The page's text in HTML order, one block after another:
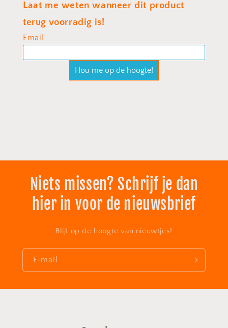
Niets missen? Schrijf je dan
hier in voor de nieuwsbrief
Blijf op de hoogte van nieuwtjes!
E‑mail